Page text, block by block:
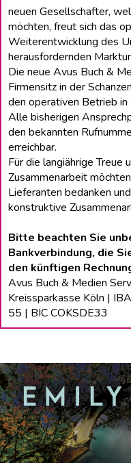
neuen Gesellschafter,
möchten, freut sich das
Weiterentwicklung des
herausfordernden
Die neue Avus Buch &
Firmensitz in der
den operativen Betrieb
Alle bisherigen
den bekannten
erreichbar.
Für die langiährige Treue
Zusammenarbeit
Lieferanten bedanken
konstruktive
Bitte beachten Sie
Bankverbindung, die
den künftigen
Avus Buch & Medien
Kreissparkasse Köln |
55 | BIC COKSDE33